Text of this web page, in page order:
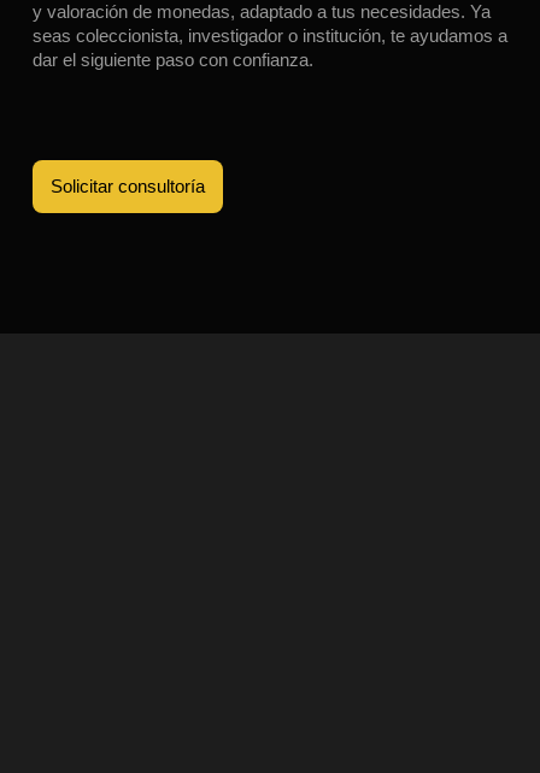
y valoración de monedas, adaptado a tus necesidades. Ya
seas coleccionista, investigador o institución, te ayudamos a
dar el siguiente paso con confianza.
Solicitar consultoría